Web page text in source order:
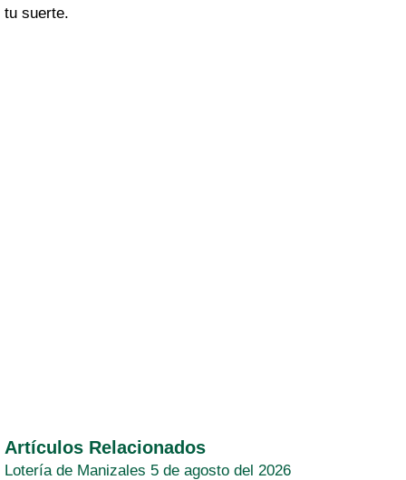
tu suerte.
Artículos Relacionados
Lotería de Manizales 5 de agosto del 2026